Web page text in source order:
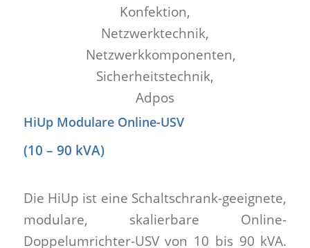
HiUp Modulare Online-USV
(10 – 90 kVA)
Die HiUp ist eine Schaltschrank-geeignete,
modulare, skalierbare Online-
Doppelumrichter-USV von 10 bis 90 kVA.